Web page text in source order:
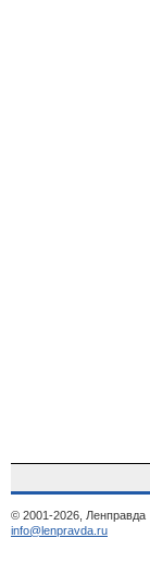
© 2001-2026, Ленправда
info@lenpravda.ru